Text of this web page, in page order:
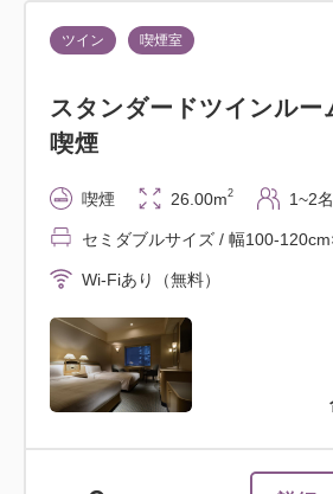
ツイン 喫煙室
スタンダードツインルー
喫煙
喫煙 26.00m2 1~2名
セミダブルサイズ / 幅100-
Wi-Fiあり（無料）